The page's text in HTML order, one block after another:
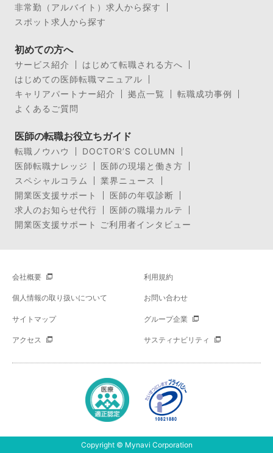
非常勤（アルバイト）求人から探す
スポット求人から探す
初めての方へ
サービス紹介
はじめて転職される方へ
はじめての医師転職マニュアル
キャリアパートナー紹介
拠点一覧
転職成功事例
よくあるご質問
医師の転職お役立ちガイド
転職ノウハウ
DOCTOR’S COLUMN
医師転職ナレッジ
医師の現場と働き方
スペシャルコラム
業界ニュース
開業医支援サポート
医師の年収診断
求人のお知らせ代行
医師の職場カルテ
開業医支援サポート ご利用者インタビュー
会社概要 利用規約
個人情報の取り扱いについて お問い合わせ
サイトマップ グループ企業
アクセス サスティナビリティ
Copyright © Mynavi Corporation